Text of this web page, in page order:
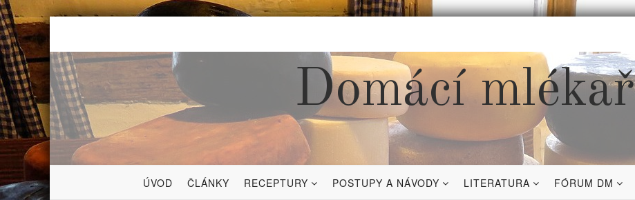
Skip
content
Domácí mlékař
ÚVOD ČLÁNKY RECEPTURY POSTUPY A NÁVODY LITERATURA FÓRUM DM